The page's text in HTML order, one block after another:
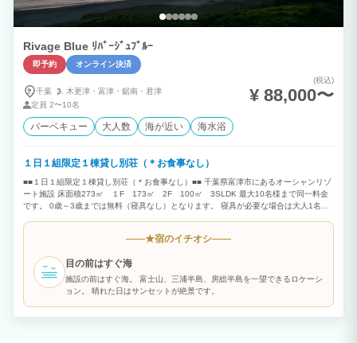
Rivage Blue ﾘﾊﾞｰｼﾞｭﾌﾞﾙｰ
即予約 オンライン決済
千葉 木更津・ 富津・ 鋸南・ 君津
定員 2〜10名
(税込)
¥ 88,000〜
バーベキュー 大人数 海が近い 海水浴
１日１組限定１棟貸し別荘（＊お食事なし）
■■１日１組限定１棟貸し別荘（＊お食事なし）■■ 千葉県富津市にあるオーシャンリゾ
ート施設 床面積273㎡ １F 173㎡ 2F 100㎡ 3SLDK 最大10名様まで同一料金
です。 0歳～3歳までは無料（寝具なし）となります。 寝具が必要な場合は大人1名と
望できるロケーション 富士山を望むことが出来る海岸線 オーシャンビューを染める夕
れたこの場所で非日常な時間を過ごしていただける空間をご用意させていただきまし
た。 １F 36帖のリビングダイニングキッチンのワンフロア構成でそのままオープンテ
ラスへ。こちらでBBQを楽しんでいただけます。 ２F 寝室3部屋をご用意させていただ
きました。お風呂からは三浦半島、富士山を眺望できます。 ■■オプションのご案内■■
★宿のイチオシ
目の前はすぐ海
施設の前はすぐ海。 富士山、三浦半島、房総半島を一望できるロケーシ
ョン。 晴れた日はサンセットが絶景です。